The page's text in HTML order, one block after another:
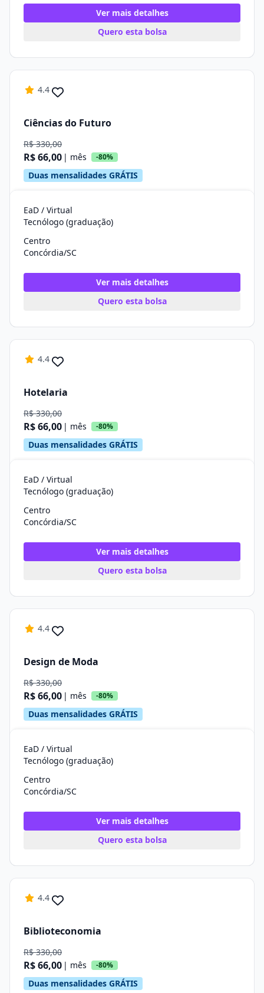
Ver mais detalhes
Quero esta bolsa
4.4
Ciências do Futuro
R$ 330,00
R$ 66,00 | mês -80%
Duas mensalidades GRÁTIS
EaD / Virtual
Tecnólogo (graduação)
Centro
Concórdia/SC
Ver mais detalhes
Quero esta bolsa
4.4
Hotelaria
R$ 330,00
R$ 66,00 | mês -80%
Duas mensalidades GRÁTIS
EaD / Virtual
Tecnólogo (graduação)
Centro
Concórdia/SC
Ver mais detalhes
Quero esta bolsa
4.4
Design de Moda
R$ 330,00
R$ 66,00 | mês -80%
Duas mensalidades GRÁTIS
EaD / Virtual
Tecnólogo (graduação)
Centro
Concórdia/SC
Ver mais detalhes
Quero esta bolsa
4.4
Biblioteconomia
R$ 330,00
R$ 66,00 | mês -80%
Duas mensalidades GRÁTIS